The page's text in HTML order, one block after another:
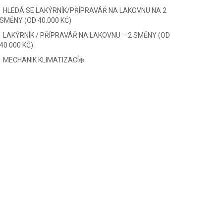
HLEDÁ SE LAKÝRNÍK/PŘÍPRAVÁŘ NA LAKOVNU NA 2
SMĚNY (OD 40.000 KČ)
LAKÝRNÍK / PŘÍPRAVÁŘ NA LAKOVNU – 2 SMĚNY (OD
40 000 KČ)
MECHANIK KLIMATIZACÍ❄️